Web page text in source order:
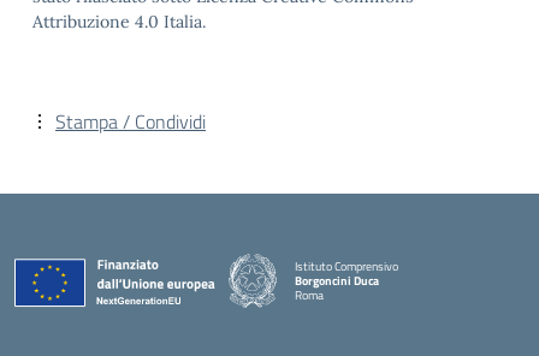
Attribuzione 4.0 Italia.
Stampa / Condividi
Istituto Comprensivo
Borgoncini Duca
Roma